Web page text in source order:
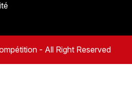
- All Right Reserved